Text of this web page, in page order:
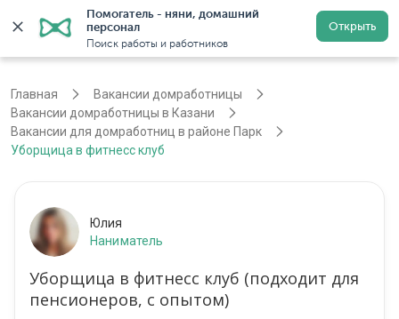
Помогатель - няни, домашний
персонал
Поиск работы и работников
Открыть
Регистрация
Главная
Вакансии домработницы
Вакансии домработницы в Казани
Вакансии для домработниц в районе Парк
Уборщица в фитнесс клуб
Юлия
Наниматель
Уборщица в фитнесс клуб (подходит для
пенсионеров, с опытом)